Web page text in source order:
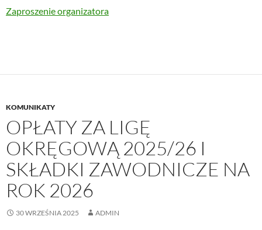
Zaproszenie organizatora
KOMUNIKATY
OPŁATY ZA LIGĘ
OKRĘGOWĄ 2025/26 I
SKŁADKI ZAWODNICZE NA
ROK 2026
30 WRZEŚNIA 2025 ADMIN